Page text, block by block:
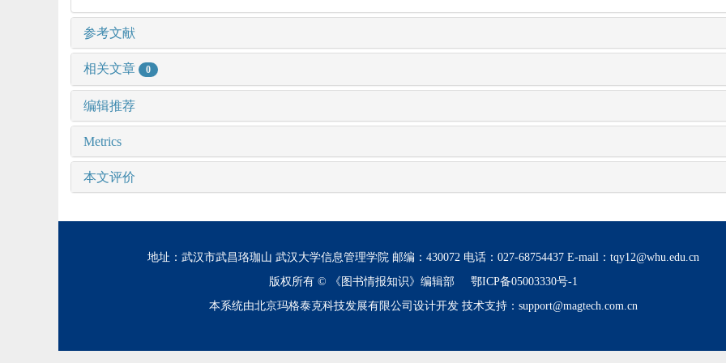
参考文献
相关文章 0
编辑推荐
Metrics
本文评价
地址：武汉市武昌珞珈山 武汉大学信息管理学院 邮编：430072 电话：027-68754437 E-mail：tqy12@whu.edu.cn
版权所有 ©
《图书情报知识》编辑部
鄂ICP备05003330号-1
本系统由北京玛格泰克科技发展有限公司设计开发 技术支持：support@magtech.com.cn